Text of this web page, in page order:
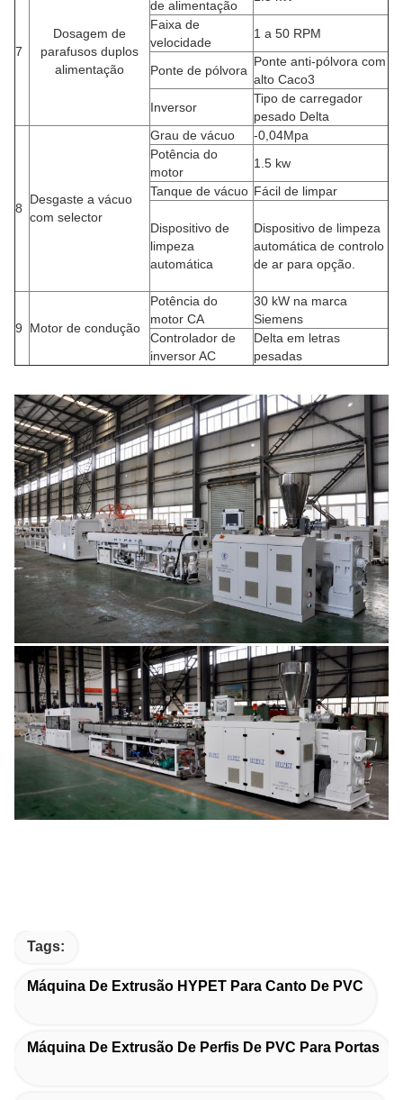
7
Dosagem de
parafusos duplos
alimentação
de alimentação
Faixa de
velocidade
1 a 50 RPM
Ponte de pólvora
Ponte anti-pólvora com
alto Caco3
Inversor
Tipo de carregador
pesado Delta
8
Desgaste a vácuo
com selector
Grau de vácuo
-0,04Mpa
Potência do
motor
1.5 kw
Tanque de vácuo Fácil de limpar
Dispositivo de
limpeza
automática
Dispositivo de limpeza
automática de controlo
de ar para opção.
9 Motor de condução
Potência do
motor CA
30 kW na marca
Siemens
Controlador de
inversor AC
Delta em letras
pesadas
Tags:
Máquina De Extrusão HYPET Para Canto De PVC
Máquina De Extrusão De Perfis De PVC Para Portas